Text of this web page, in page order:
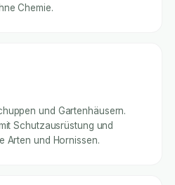
Chemie.
und Gartenhäusern.
Schutzausrüstung und
Arten und Hornissen.